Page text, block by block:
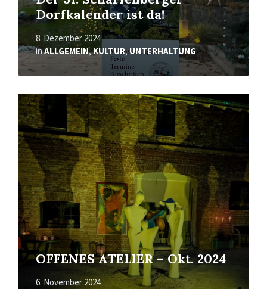
Dorfkalender ist da!
8. Dezember 2024
inALLGEMEIN,KULTUR,UNTERHALTUNG
OFFENES ATELIER – Okt. 2024
6. November 2024
Mehr
erfahren